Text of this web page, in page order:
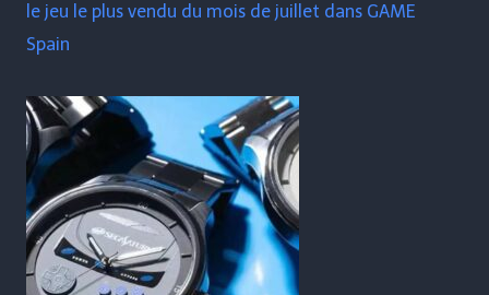
le jeu le plus vendu du mois de juillet dans GAME
Spain